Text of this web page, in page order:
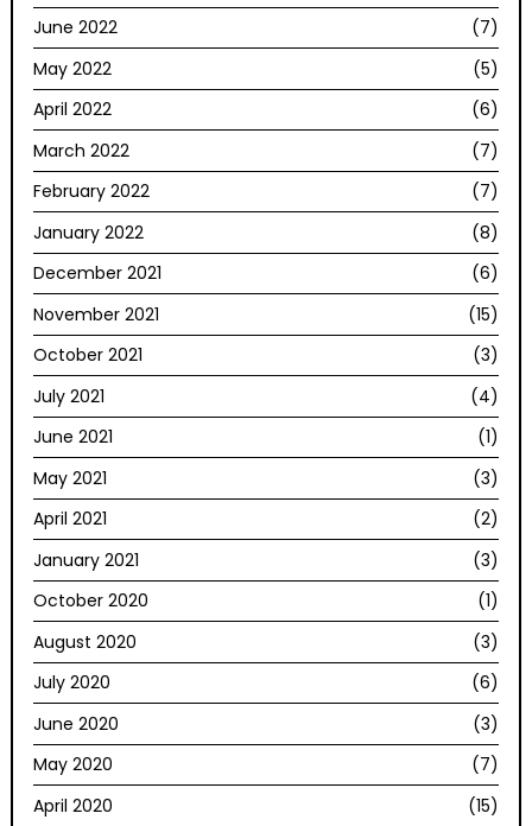
June 2022
(7)
May 2022
(5)
April 2022
(6)
March 2022
(7)
February 2022
(7)
January 2022
(8)
December 2021
(6)
November 2021
(15)
October 2021
(3)
July 2021
(4)
June 2021
(1)
May 2021
(3)
April 2021
(2)
January 2021
(3)
October 2020
(1)
August 2020
(3)
July 2020
(6)
June 2020
(3)
May 2020
(7)
April 2020
(15)